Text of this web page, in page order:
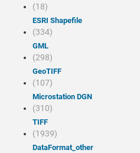
(18)
ESRI Shapefile
(334)
GML
(298)
GeoTIFF
(107)
Microstation DGN
(310)
TIFF
(1939)
dataFormat_other